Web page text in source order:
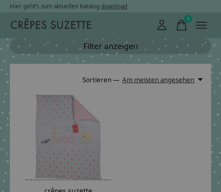
Hier geht’s zum aktuellen Katalog download
0items
Filter anzeigen
Sortieren — Am meisten angesehen